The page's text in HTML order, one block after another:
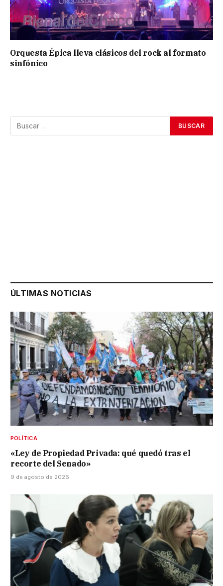
Orquesta Épica lleva clásicos del rock al formato
sinfónico
ÚLTIMAS NOTICIAS
POLÍTICA
«Ley de Propiedad Privada: qué quedó tras el
recorte del Senado»
9 de agosto de 2026